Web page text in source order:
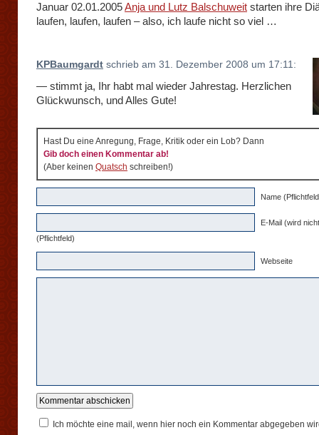
Januar 02.01.2005Anja und Lutz Balschuweit starten ihre
laufen, laufen, laufen – also, ich laufe nicht so viel …
KPBaumgardt schrieb am 31. Dezember 2008 um 17:11:
— stimmt ja, Ihr habt mal wieder Jahrestag. Herzlichen
Glückwunsch, und Alles Gute!
Hast Du eine Anregung, Frage, Kritik oder ein Lob? Dann
Gib doch einen Kommentar ab!
(Aber keinen Quatsch schreiben!)
Name
E-Mail (wird
(Pflichtfeld)
Webseite
Ich möchte eine mail, wenn hier noch ein Kommentar abgegeben